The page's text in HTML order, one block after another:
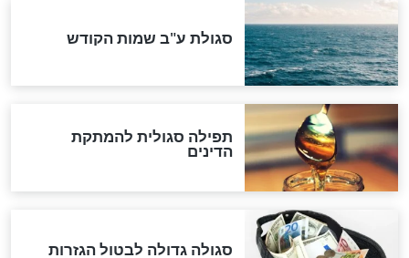
הנדיר של הרשב"ם התגלה
"מודה לקב"ה על כל השנים"
לכל המאמרים